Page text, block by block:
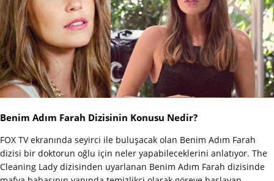
Benim Adım Farah Dizisinin Konusu Nedir?
FOX TV ekranında seyirci ile buluşacak olan Benim Adım Farah
dizisi bir doktorun oğlu için neler yapabileceklerini anlatıyor. The
Cleaning Lady dizisinden uyarlanan Benim Adım Farah dizisinde